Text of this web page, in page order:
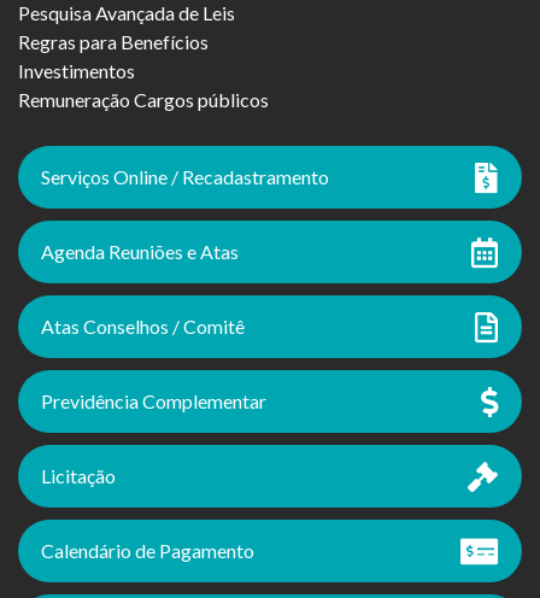
Pesquisa Avançada de Leis
Regras para Benefícios
Investimentos
Remuneração Cargos públicos
Serviços Online / Recadastramento
Agenda Reuniões e Atas
Atas Conselhos / Comitê
Previdência Complementar
Licitação
Calendário de Pagamento